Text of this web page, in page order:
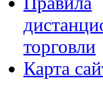
торговли
Карта